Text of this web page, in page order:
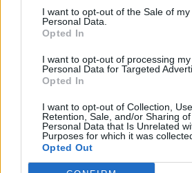
I want to opt-out of the Sale of my
Personal Data.
Opted In
I want to opt-out of processing my
Personal Data for Targeted
Opted In
I want to opt-out of Collection, Use,
Retention, Sale, and/or Sharing
Personal Data that Is Unrelated
Purposes for which it was
Opted Out
Lettonia 02/10
05/10
Cipro 15/11